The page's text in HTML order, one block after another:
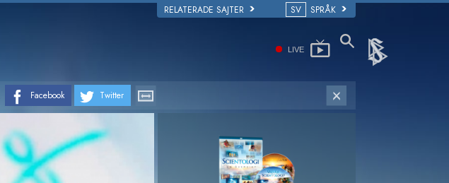
RELATERADE SAJTER SV SPRÅK
LIVE
Facebook Twitter